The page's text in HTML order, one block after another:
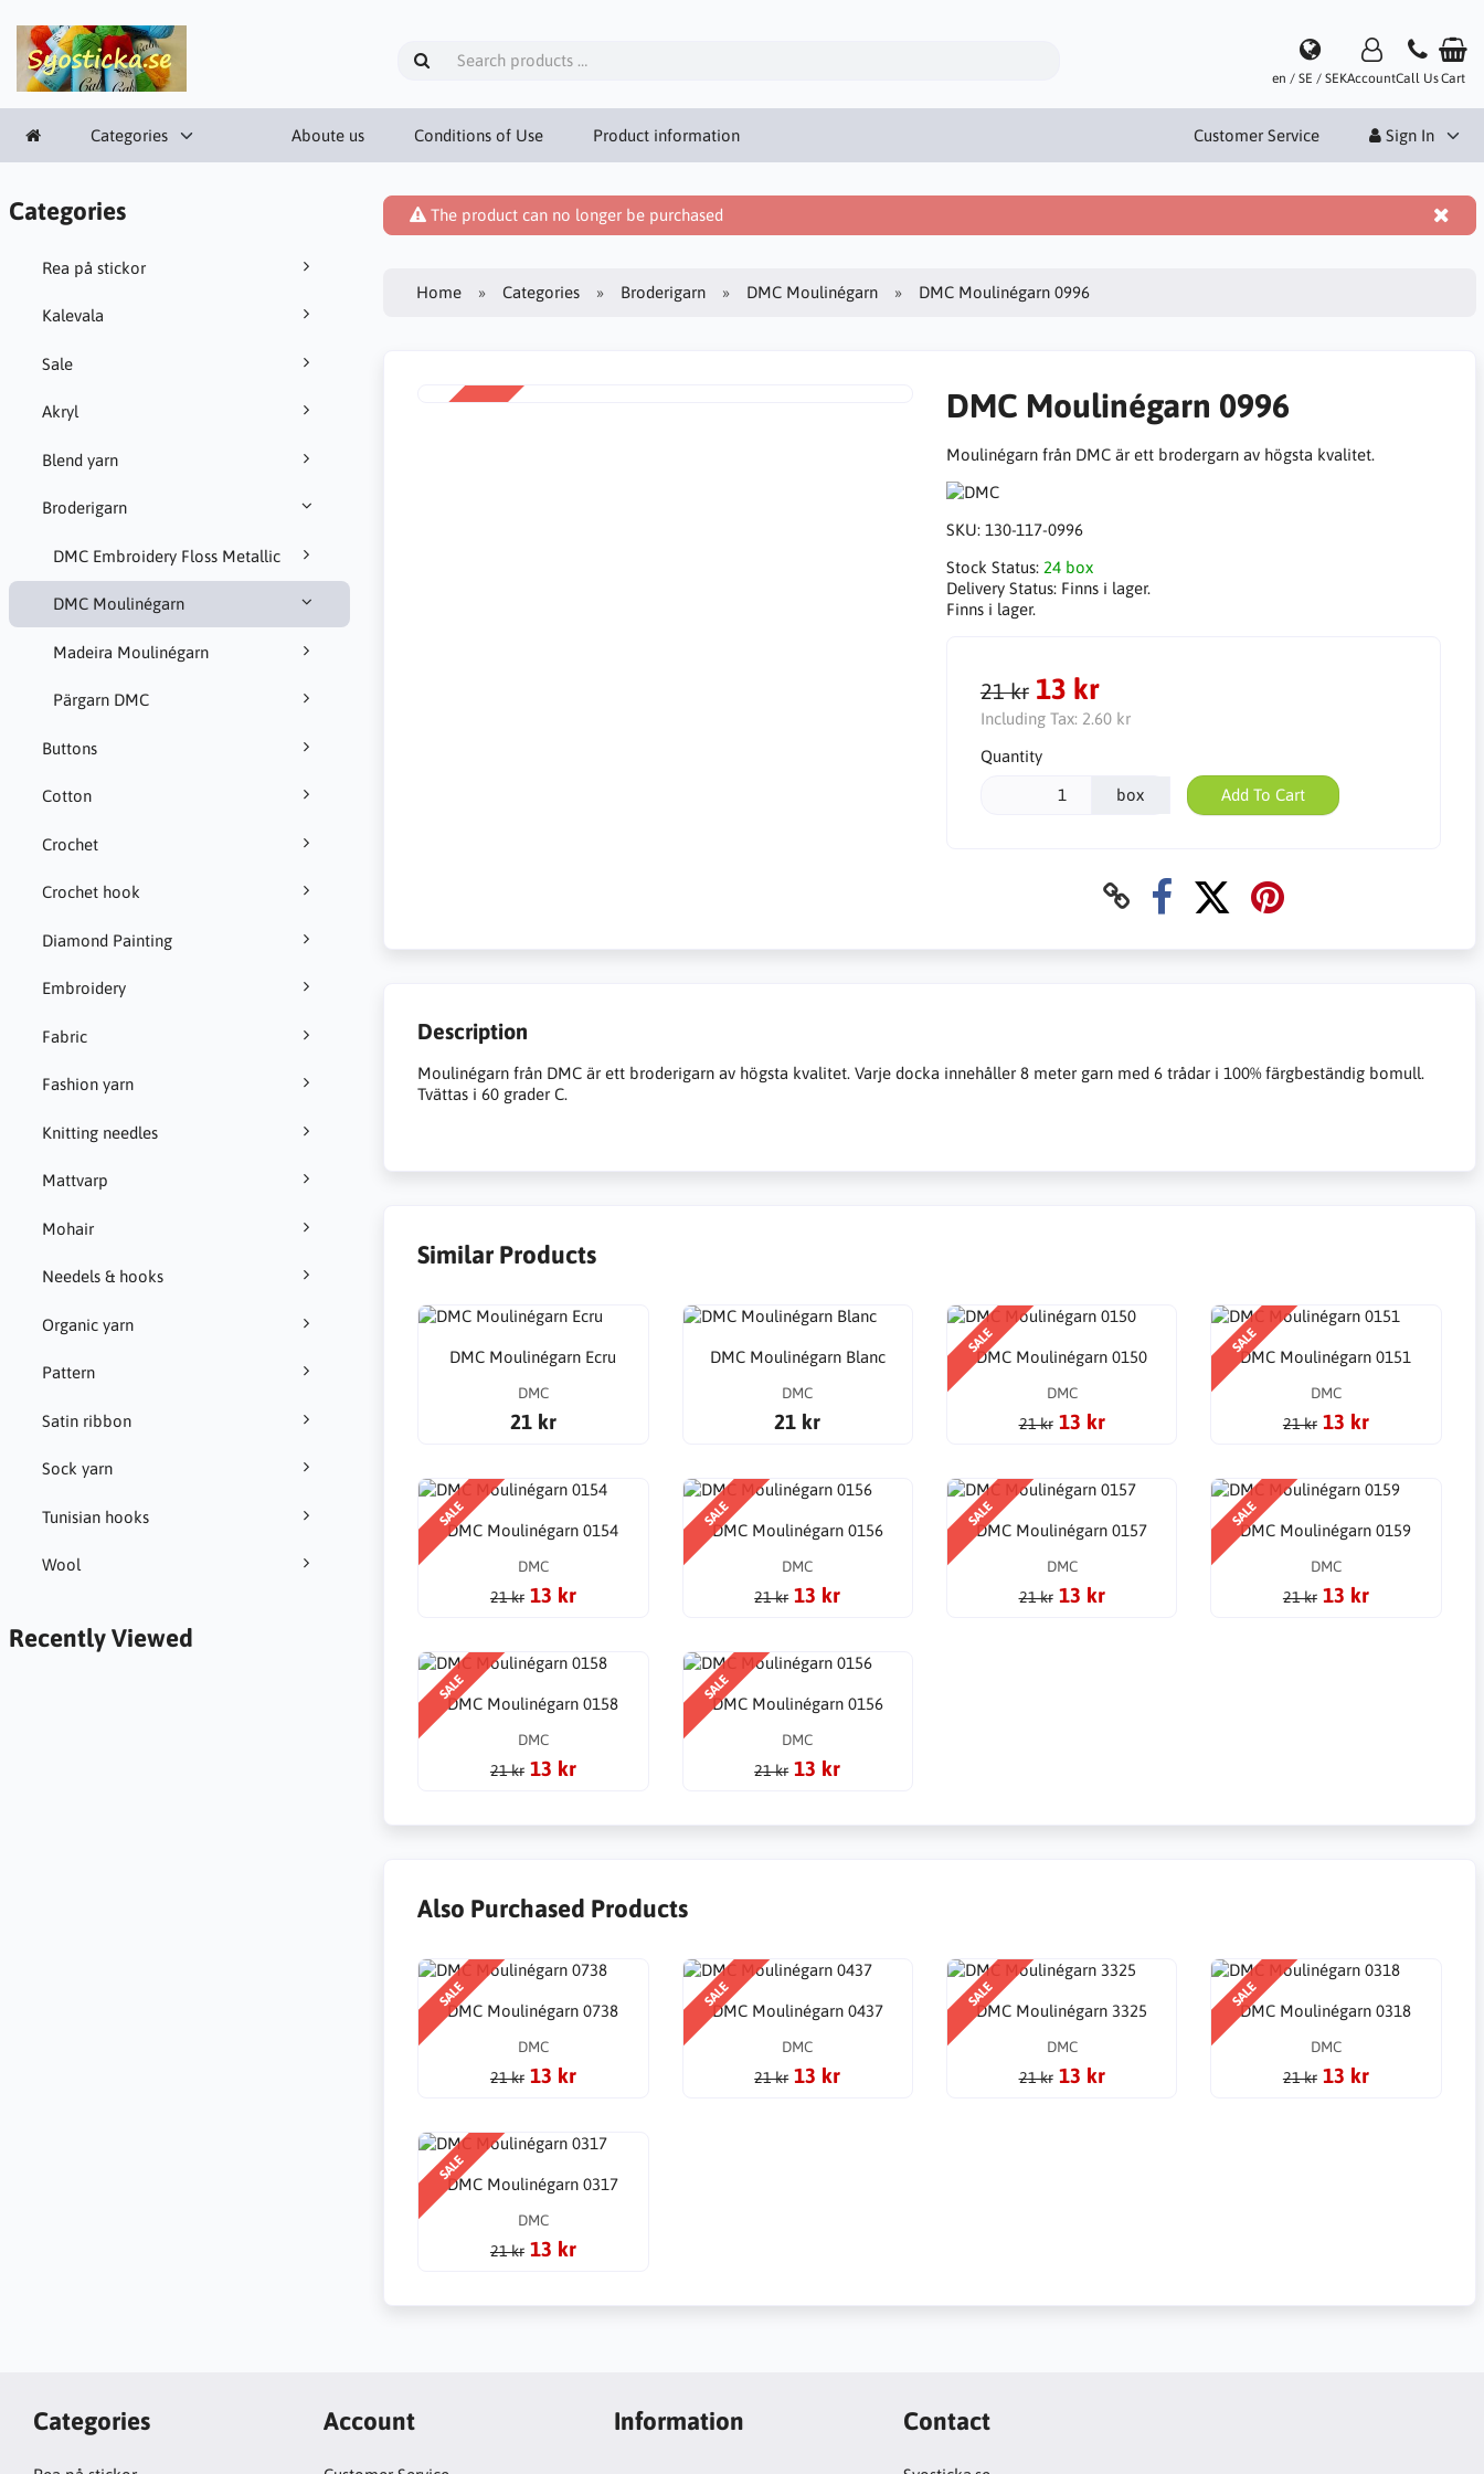
en / SE / SEKAccountCall UsCart
Categories Aboute us Conditions of Use Product information Customer Service Sign In
Categories
Rea på stickor
Kalevala
Sale
Akryl
Blend yarn
Broderigarn
DMC Embroidery Floss Metallic
DMC Moulinégarn
Madeira Moulinégarn
Pärgarn DMC
Buttons
Cotton
Crochet
Crochet hook
Diamond Painting
Embroidery
Fabric
Fashion yarn
Knitting needles
Mattvarp
Mohair
Needels & hooks
Organic yarn
Pattern
Satin ribbon
Sock yarn
Tunisian hooks
Wool
Recently Viewed
The product can no longer be purchased
Home Categories Broderigarn DMC Moulinégarn DMC Moulinégarn 0996
DMC Moulinégarn 0996
Moulinégarn från DMC är ett brodergarn av högsta kvalitet.
SKU: 130-117-0996
Stock Status: 24 box
Delivery Status: Finns i lager.
Finns i lager.
21 kr 13 kr
Including Tax: 2.60 kr
Quantity
box Add To Cart
Description
Moulinégarn från DMC är ett broderigarn av högsta kvalitet. Varje docka innehåller 8 meter garn med 6 trådar i 100% färgbeständig bomull.
Tvättas i 60 grader C.
Similar Products
DMC Moulinégarn Ecru
DMC
21 kr
DMC Moulinégarn Blanc
DMC
21 kr
SALE
DMC Moulinégarn 0150
DMC
21 kr 13 kr
SALE
DMC Moulinégarn 0151
DMC
21 kr 13 kr
SALE
DMC Moulinégarn 0154
DMC
21 kr 13 kr
SALE
DMC Moulinégarn 0156
DMC
21 kr 13 kr
SALE
DMC Moulinégarn 0157
DMC
21 kr 13 kr
SALE
DMC Moulinégarn 0159
DMC
21 kr 13 kr
SALE
DMC Moulinégarn 0158
DMC
21 kr 13 kr
SALE
DMC Moulinégarn 0156
DMC
21 kr 13 kr
Also Purchased Products
SALE
DMC Moulinégarn 0738
DMC
21 kr 13 kr
SALE
DMC Moulinégarn 0437
DMC
21 kr 13 kr
SALE
DMC Moulinégarn 3325
DMC
21 kr 13 kr
SALE
DMC Moulinégarn 0318
DMC
21 kr 13 kr
SALE
DMC Moulinégarn 0317
DMC
21 kr 13 kr
Categories Account Information Contact